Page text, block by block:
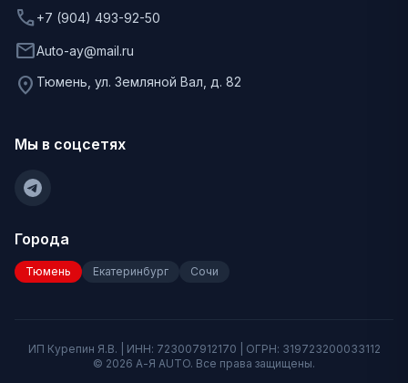
phone+7 (904) 493-92-50
mailAuto-ay@mail.ru
location_on Тюмень, ул. Земляной Вал, д. 82
Мы в соцсетях
Города
Тюмень Екатеринбург Сочи
ИП Курепин Я.В. | ИНН: 723007912170 | ОГРН: 319723200033112
© 2026 А-Я AUTO. Все права защищены.